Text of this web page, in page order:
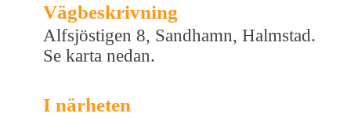
Vägbeskrivning
Alfsjöstigen 8, Sandhamn, Halmstad.
Se karta nedan.
I närheten